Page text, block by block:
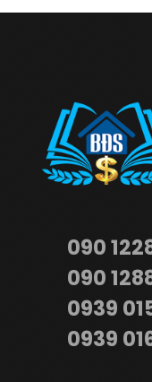
090
090
0939
0939